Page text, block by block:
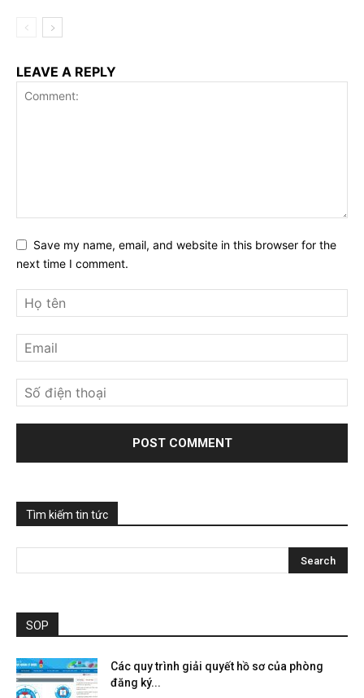
LEAVE A REPLY
Save my name, email, and website in this browser for the
next time I comment.
Tìm kiếm tin tức
SOP
Các quy trình giải quyết hồ sơ của phòng
đăng ký...